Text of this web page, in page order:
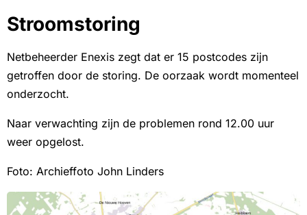
Stroomstoring
Netbeheerder Enexis zegt dat er 15 postcodes zijn
getroffen door de storing. De oorzaak wordt momenteel
onderzocht.
Naar verwachting zijn de problemen rond 12.00 uur
weer opgelost.
Foto: Archieffoto John Linders